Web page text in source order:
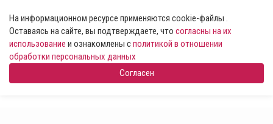
На информационном ресурсе применяются cookie-файлы .
Оставаясь на сайте, вы подтверждаете, что согласны на их
использование и ознакомлены сполитикой в отношении
обработки персональных данных
Согласен